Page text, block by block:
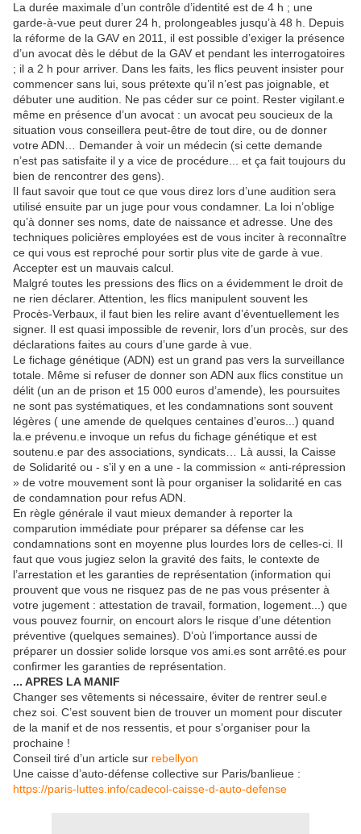
La durée maximale d’un contrôle d’identité est de 4 h ; une
garde-à-vue peut durer 24 h, prolongeables jusqu’à 48 h. Depuis
la réforme de la GAV en 2011, il est possible d’exiger la présence
d’un avocat dès le début de la GAV et pendant les interrogatoires
; il a 2 h pour arriver. Dans les faits, les flics peuvent insister pour
commencer sans lui, sous prétexte qu’il n’est pas joignable, et
débuter une audition. Ne pas céder sur ce point. Rester vigilant.e
même en présence d’un avocat : un avocat peu soucieux de la
situation vous conseillera peut-être de tout dire, ou de donner
votre ADN… Demander à voir un médecin (si cette demande
n’est pas satisfaite il y a vice de procédure... et ça fait toujours du
bien de rencontrer des gens).
Il faut savoir que tout ce que vous direz lors d’une audition sera
utilisé ensuite par un juge pour vous condamner. La loi n’oblige
qu’à donner ses noms, date de naissance et adresse. Une des
techniques policières employées est de vous inciter à reconnaître
ce qui vous est reproché pour sortir plus vite de garde à vue.
Accepter est un mauvais calcul.
Malgré toutes les pressions des flics on a évidemment le droit de
ne rien déclarer. Attention, les flics manipulent souvent les
Procès-Verbaux, il faut bien les relire avant d’éventuellement les
signer. Il est quasi impossible de revenir, lors d’un procès, sur des
déclarations faites au cours d’une garde à vue.
Le fichage génétique (ADN) est un grand pas vers la surveillance
totale. Même si refuser de donner son ADN aux flics constitue un
délit (un an de prison et 15 000 euros d’amende), les poursuites
ne sont pas systématiques, et les condamnations sont souvent
légères ( une amende de quelques centaines d’euros...) quand
la.e prévenu.e invoque un refus du fichage génétique et est
soutenu.e par des associations, syndicats… Là aussi, la Caisse
de Solidarité ou - s’il y en a une - la commission « anti-répression
» de votre mouvement sont là pour organiser la solidarité en cas
de condamnation pour refus ADN.
En règle générale il vaut mieux demander à reporter la
comparution immédiate pour préparer sa défense car les
condamnations sont en moyenne plus lourdes lors de celles-ci. Il
faut que vous jugiez selon la gravité des faits, le contexte de
l’arrestation et les garanties de représentation (information qui
prouvent que vous ne risquez pas de ne pas vous présenter à
votre jugement : attestation de travail, formation, logement...) que
vous pouvez fournir, on encourt alors le risque d’une détention
préventive (quelques semaines). D’où l’importance aussi de
préparer un dossier solide lorsque vos ami.es sont arrêté.es pour
confirmer les garanties de représentation.
... APRES LA MANIF
Changer ses vêtements si nécessaire, éviter de rentrer seul.e
chez soi. C’est souvent bien de trouver un moment pour discuter
de la manif et de nos ressentis, et pour s’organiser pour la
prochaine !
Conseil tiré d’un article sur rebellyon
Une caisse d’auto-défense collective sur Paris/banlieue :
https://paris-luttes.info/cadecol-caisse-d-auto-defense